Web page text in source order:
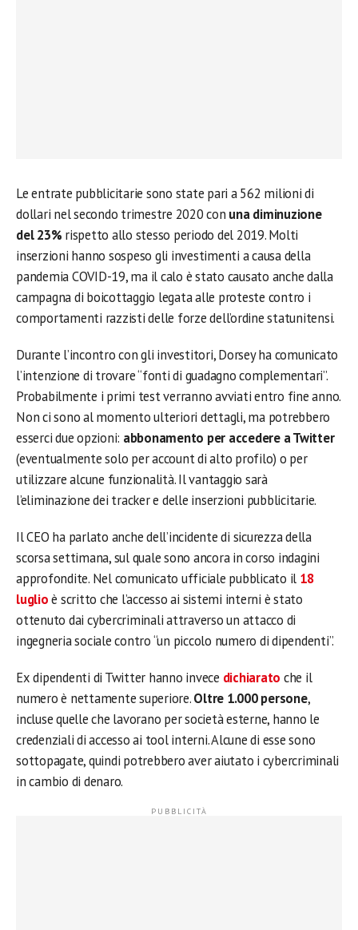
Le entrate pubblicitarie sono state pari a 562 milioni di
dollari nel secondo trimestre 2020 con una diminuzione
del 23% rispetto allo stesso periodo del 2019. Molti
inserzioni hanno sospeso gli investimenti a causa della
pandemia COVID-19, ma il calo è stato causato anche dalla
campagna di boicottaggio legata alle proteste contro i
comportamenti razzisti delle forze dell’ordine statunitensi.
Durante l’incontro con gli investitori, Dorsey ha comunicato
l’intenzione di trovare “fonti di guadagno complementari”.
Probabilmente i primi test verranno avviati entro fine anno.
Non ci sono al momento ulteriori dettagli, ma potrebbero
esserci due opzioni: abbonamento per accedere a Twitter
(eventualmente solo per account di alto profilo) o per
utilizzare alcune funzionalità. Il vantaggio sarà
l’eliminazione dei tracker e delle inserzioni pubblicitarie.
Il CEO ha parlato anche dell’incidente di sicurezza della
scorsa settimana, sul quale sono ancora in corso indagini
approfondite. Nel comunicato ufficiale pubblicato il 18
luglioè scritto che l’accesso ai sistemi interni è stato
ottenuto dai cybercriminali attraverso un attacco di
ingegneria sociale contro “un piccolo numero di dipendenti”.
Ex dipendenti di Twitter hanno invece dichiarato che il
numero è nettamente superiore.Oltre 1.000 persone,
incluse quelle che lavorano per società esterne, hanno le
credenziali di accesso ai tool interni. Alcune di esse sono
sottopagate, quindi potrebbero aver aiutato i cybercriminali
in cambio di denaro.